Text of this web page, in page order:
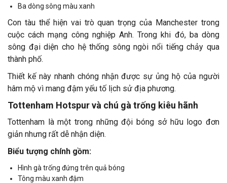
Ba dòng sông màu xanh
Con tàu thể hiện vai trò quan trọng của Manchester trong
cuộc cách mạng công nghiệp Anh. Trong khi đó, ba dòng
sông đại diện cho hệ thống sông ngòi nổi tiếng chảy qua
thành phố.
Thiết kế này nhanh chóng nhận được sự ủng hộ của người
hâm mộ vì mang đậm yếu tố lịch sử địa phương.
Tottenham Hotspur và chú gà trống kiêu hãnh
Tottenham là một trong những đội bóng sở hữu logo đơn
giản nhưng rất dễ nhận diện.
Biểu tượng chính gồm:
Hình gà trống đứng trên quả bóng
Tông màu xanh đậm